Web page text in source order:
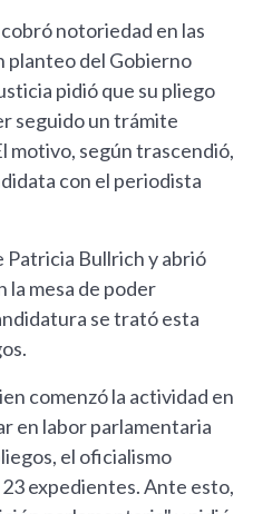
notoriedad en las
planteo del Gobierno
pidió que su pliego
seguido un trámite
motivo, según trascendió,
con el periodista
Patricia Bullrich y abrió
la mesa de poder
se trató esta
comenzó la actividad en
en labor parlamentaria
el oficialismo
expedientes. Ante esto,